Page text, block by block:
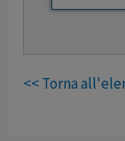
<< Torna